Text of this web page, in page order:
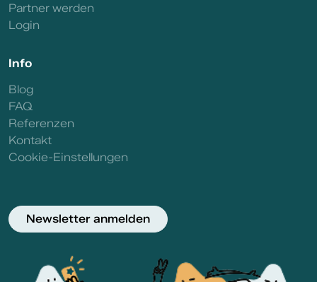
Partner werden
Login
Info
Blog
FAQ
Referenzen
Kontakt
Cookie-Einstellungen
Newsletter anmelden